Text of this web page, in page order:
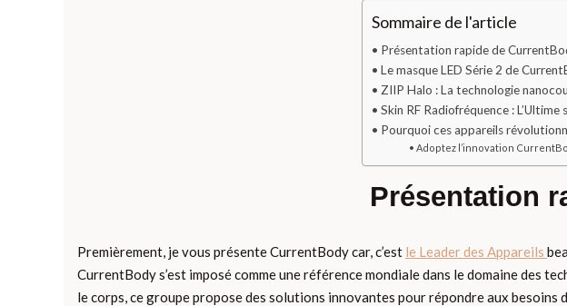
Sommaire de l'article
Présentation rapide de
Le masque LED Série 2 de
ZIIP Halo : La technologie
Skin RF Radiofréquence :
Pourquoi ces appareils
Adoptez l’innovation
Présentation
Premièrement, je vous présente CurrentBody car, c’est le Leader des Appareils
CurrentBody s’est imposé comme une référence mondiale dans le domaine des
le corps, ce groupe propose des solutions innovantes pour répondre aux besoins